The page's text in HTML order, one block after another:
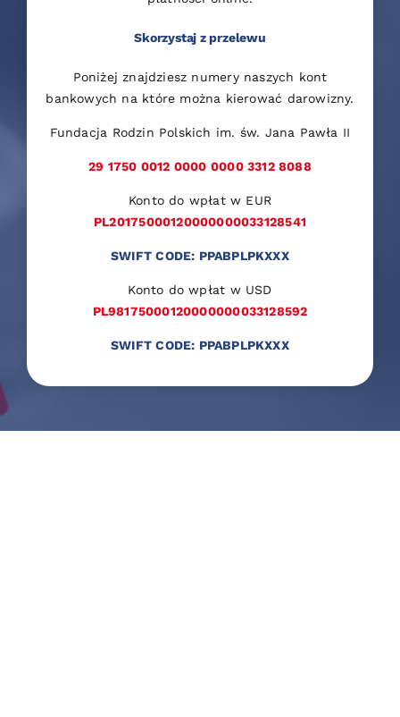
Skorzystaj z przelewu
Poniżej znajdziesz numery naszych kont
bankowych na które można kierować darowizny.
Fundacja Rodzin Polskich im. św. Jana Pawła II
29 1750 0012 0000 0000 3312 8088
Konto do wpłat w EUR
PL20175000120000000033128541
SWIFT CODE: PPABPLPKXXX
Konto do wpłat w USD
PL98175000120000000033128592
SWIFT CODE: PPABPLPKXXX